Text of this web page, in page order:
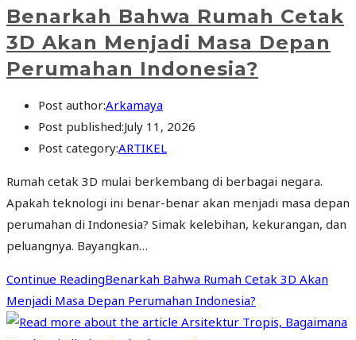
Benarkah Bahwa Rumah Cetak
3D Akan Menjadi Masa Depan
Perumahan Indonesia?
Post author:Arkamaya
Post published:July 11, 2026
Post category:ARTIKEL
Rumah cetak 3D mulai berkembang di berbagai negara.
Apakah teknologi ini benar-benar akan menjadi masa depan
perumahan di Indonesia? Simak kelebihan, kekurangan, dan
peluangnya. Bayangkan…
Continue ReadingBenarkah Bahwa Rumah Cetak 3D Akan
Menjadi Masa Depan Perumahan Indonesia?